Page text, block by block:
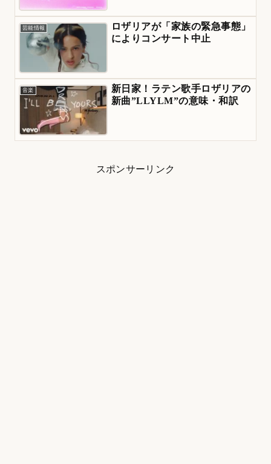
芸能情報
ロザリアが「家族の緊急事態」
によりコンサート中止
音楽
新日家！ラテン歌手ロザリアの
新曲”LLYLM”の意味・和訳
スポンサーリンク